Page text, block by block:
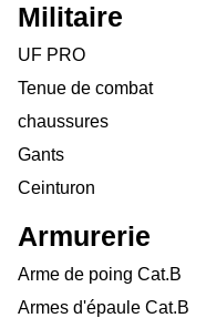
Militaire
UF PRO
Tenue de combat
chaussures
Gants
Ceinturon
Armurerie
Arme de poing Cat.B
Armes d'épaule Cat.B